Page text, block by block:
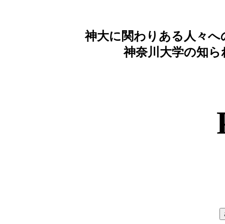
神大に関わりある人々
神奈川大学の知